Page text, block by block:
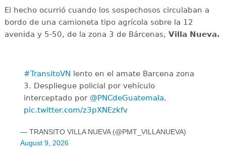
El hecho ocurrió cuando los sospechosos circulaban a
bordo de una camioneta tipo agrícola sobre la 12
avenida y 5-50, de la zona 3 de Bárcenas, Villa Nueva.
#TransitoVN lento en el amate Barcena zona
3. Despliegue policial por vehículo
interceptado por @PNCdeGuatemala.
pic.twitter.com/z3pXNEzkfv
— TRANSITO VILLA NUEVA (@PMT_VILLANUEVA)
August 9, 2026